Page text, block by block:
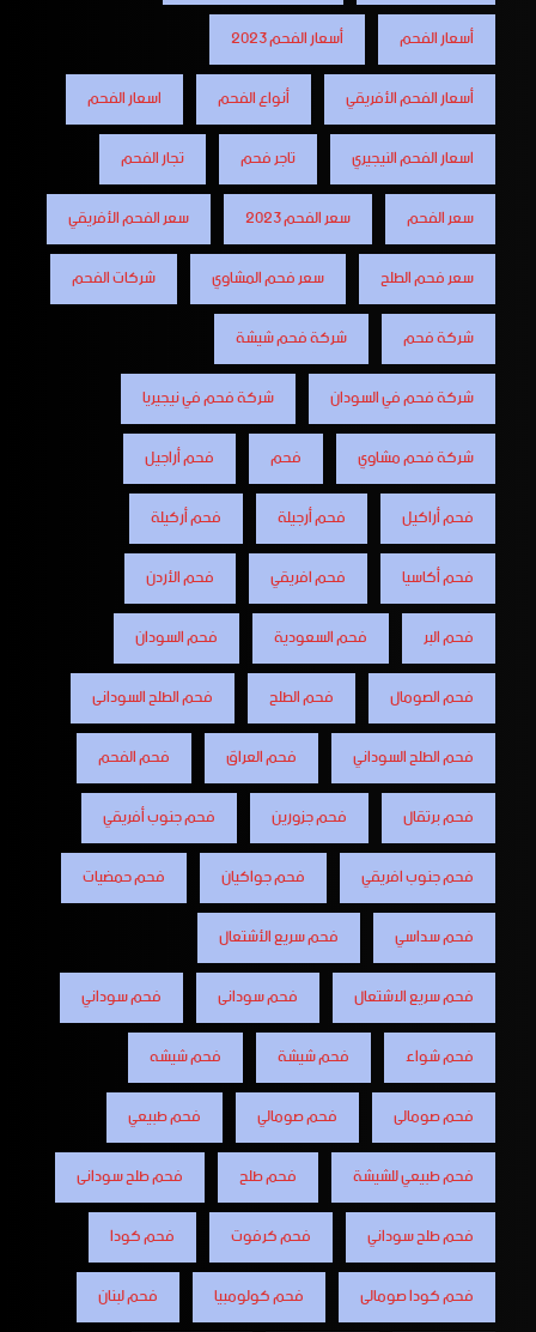
أسعار الفحم
أسعار الفحم 2023
أسعار الفحم الأفريقي
أنواع الفحم
اسعار الفحم
اسعار الفحم النيجيري
تاجر فحم
تجار الفحم
سعر الفحم
سعر الفحم 2023
سعر الفحم الأفريقي
سعر فحم الطلح
سعر فحم المشاوي
شركات الفحم
شركة فحم
شركة فحم شيشة
شركة فحم في السودان
شركة فحم في نيجيريا
شركة فحم مشاوي
فحم
فحم أراجيل
فحم أراكيل
فحم أرجيلة
فحم أركيلة
فحم أكاسيا
فحم افريقي
فحم الأردن
فحم البر
فحم السعودية
فحم السودان
فحم الصومال
فحم الطلح
فحم الطلح السودانى
فحم الطلح السوداني
فحم العراق
فحم الفحم
فحم برتقال
فحم جزورين
فحم جنوب أفريقي
فحم جنوب افريقي
فحم جواكيان
فحم حمضيات
فحم سداسي
فحم سريع الأشتعال
فحم سريع الاشتعال
فحم سودانى
فحم سوداني
فحم شواء
فحم شيشة
فحم شيشه
فحم صومالى
فحم صومالي
فحم طبيعي
فحم طبيعي للشيشة
فحم طلح
فحم طلح سودانى
فحم طلح سوداني
فحم كرفوت
فحم كودا
فحم كودا صومالى
فحم كولومبيا
فحم لبنان